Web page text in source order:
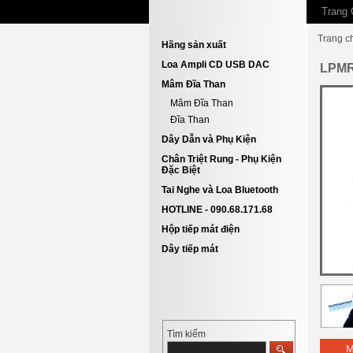
Trang
Hãng sản xuất
Loa Ampli CD USB DAC
Mâm Đĩa Than
Mâm Đĩa Than
Đĩa Than
Dây Dẫn và Phụ Kiện
Chân Triệt Rung - Phụ Kiện
Đặc Biệt
Tai Nghe và Loa Bluetooth
HOTLINE - 090.68.171.68
Hộp tiếp mát điện
Dây tiếp mát
Tìm kiếm
Trang